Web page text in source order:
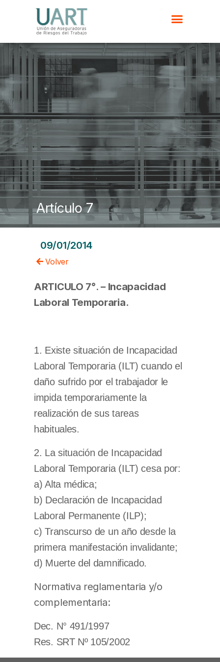
Artículo 7
09/01/2014
Volver
ARTICULO 7°. – Incapacidad
Laboral Temporaria.
1. Existe situación de Incapacidad
Laboral Temporaria (ILT) cuando el
daño sufrido por el trabajador le
impida temporariamente la
realización de sus tareas
habituales.
2. La situación de Incapacidad
Laboral Temporaria (ILT) cesa por:
a) Alta médica;
b) Declaración de Incapacidad
Laboral Permanente (ILP);
c) Transcurso de un año desde la
primera manifestación invalidante;
d) Muerte del damnificado.
Normativa reglamentaria y/o
complementaria:
Dec. N° 491/1997
Res. SRT Nº 105/2002